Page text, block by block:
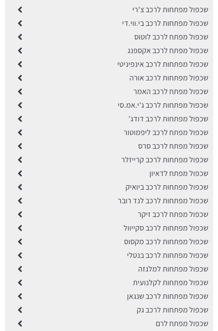
שכפול מפתחות לרכב צ'רי
שכפול מפתחות לרכב בי.ווי.די
שכפול מפתח לרכב לוטוס
שכפול מפתח לרכב אקספנג
שכפול מפתחות לרכב אינפיניטי
שכפול מפתחות לרכב אורה
שכפול מפתח לרכב האמר
שכפול מפתחות לרכב ג'י.אמ.סי
שכפול מפתחות לרכב דודג'
שכפול מפתח לרכב ליפמוטור
שכפול מפתח לרכב סרס
שכפול מפתחות לרכב קרייזלר
שכפול מפתח לדאיון
שכפול מפתחות לרכב ביואיק
שכפול מפתחות לרכב לנד רובר
שכפול מפתח לרכב זיקר
שכפול מפתחות לרכב סקייוול
שכפול מפתחות לרכב מקסוס
שכפול מפתחות לרכב בנטלי
שכפול מפתחות למלגזה
שכפול מפתחות לקלנועית
שכפול מפתחות לרכב שנגאן
שכפול מפתחות לרכב גק
שכפול מפתח לרם